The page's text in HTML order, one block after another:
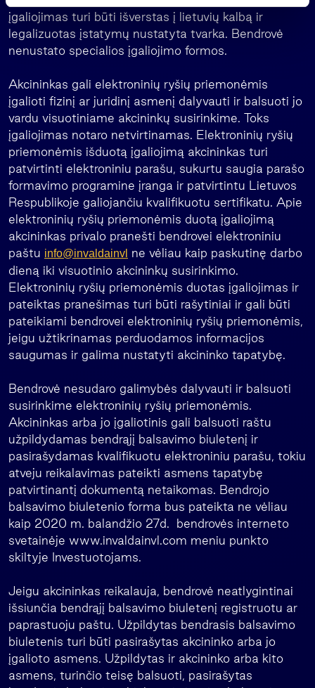
s
įgaliojimas turi būti išverstas į lietuvių kalbą ir
legalizuotas įstatymų nustatyta tvarka. Bendrovė
nenustato specialios įgaliojimo formos.
Akcininkas gali elektroninių ryšių priemonėmis
įgalioti fizinį ar juridinį asmenį dalyvauti ir balsuoti jo
vardu visuotiniame akcininkų susirinkime. Toks
įgaliojimas notaro netvirtinamas. Elektroninių ryšių
priemonėmis išduotą įgaliojimą akcininkas turi
patvirtinti elektroniniu parašu, sukurtu saugia parašo
formavimo programine įranga ir patvirtintu Lietuvos
Respublikoje galiojančiu kvalifikuotu sertifikatu. Apie
elektroninių ryšių priemonėmis duotą įgaliojimą
akcininkas privalo pranešti bendrovei elektroniniu
paštu info@invaldainvl ne vėliau kaip paskutinę darbo
dieną iki visuotinio akcininkų susirinkimo.
Elektroninių ryšių priemonėmis duotas įgaliojimas ir
pateiktas pranešimas turi būti rašytiniai ir gali būti
pateikiami bendrovei elektroninių ryšių priemonėmis,
jeigu užtikrinamas perduodamos informacijos
saugumas ir galima nustatyti akcininko tapatybę.
Bendrovė nesudaro galimybės dalyvauti ir balsuoti
susirinkime elektroninių ryšių priemonėmis.
Akcininkas arba jo įgaliotinis gali balsuoti raštu
užpildydamas bendrąjį balsavimo biuletenį ir
pasirašydamas kvalifikuotu elektroniniu parašu, tokiu
atveju reikalavimas pateikti asmens tapatybę
patvirtinantį dokumentą netaikomas. Bendrojo
balsavimo biuletenio forma bus pateikta ne vėliau
kaip 2020 m. balandžio 27d. bendrovės interneto
svetainėje www.invaldainvl.com meniu punkto
skiltyje Investuotojams.
Jeigu akcininkas reikalauja, bendrovė neatlygintinai
išsiunčia bendrąjį balsavimo biuletenį registruotu ar
paprastuoju paštu. Užpildytas bendrasis balsavimo
biuletenis turi būti pasirašytas akcininko arba jo
įgalioto asmens. Užpildytas ir akcininko arba kito
asmens, turinčio teisę balsuoti, pasirašytas